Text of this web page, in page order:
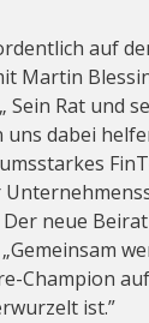
auf
Martin
Sein Rat und
dabei
neue
Champion
ist.”